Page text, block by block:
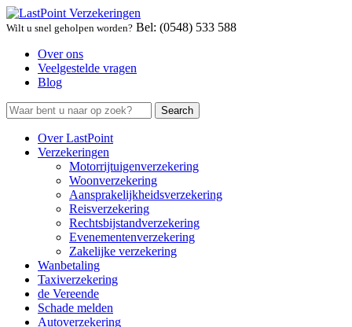
Wilt u snel geholpen worden? Bel: (0548) 533 588
Over ons
Veelgestelde vragen
Blog
Over LastPoint
Verzekeringen
Motorrijtuigenverzekering
Woonverzekering
Aansprakelijkheidsverzekering
Reisverzekering
Rechtsbijstandverzekering
Evenementenverzekering
Zakelijke verzekering
Wanbetaling
Taxiverzekering
de Vereende
Schade melden
Autoverzekering